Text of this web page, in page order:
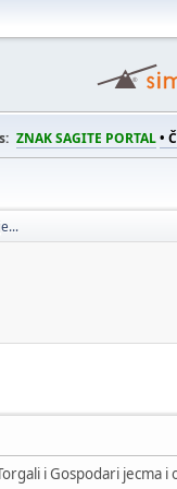
ZNAK SAGITE PORTAL•
i Gospodari jecma i